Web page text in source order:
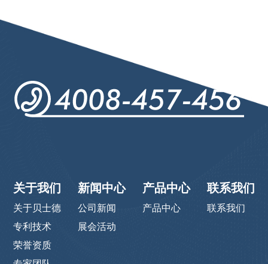
关于我们
关于贝士德
专利技术
荣誉资质
新闻中心
公司新闻
展会活动
产品中心
产品中心
联系我们
联系我们